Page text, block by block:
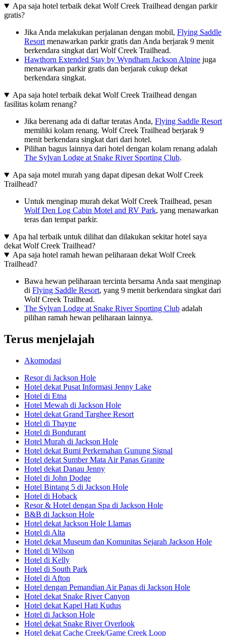
Apa saja hotel terbaik dekat Wolf Creek Trailhead dengan parkir
gratis?
Jika Anda melakukan perjalanan dengan mobil, Flying Saddle
Resort menawarkan parkir gratis dan Anda berjarak 9 menit
berkendara singkat dari Wolf Creek Trailhead.
Hawthorn Extended Stay by Wyndham Jackson Alpine juga
menawarkan parkir gratis dan berjarak cukup dekat
berkendara singkat.
Apa saja hotel terbaik dekat Wolf Creek Trailhead dengan
fasilitas kolam renang?
Jika berenang ada di daftar teratas Anda, Flying Saddle Resort
memiliki kolam renang. Wolf Creek Trailhead berjarak 9
menit berkendara singkat dari dari hotel.
Pilihan bagus lainnya dari hotel dengan kolam renang adalah
The Sylvan Lodge at Snake River Sporting Club.
Apa saja motel murah yang dapat dipesan dekat Wolf Creek
Trailhead?
Untuk menginap murah dekat Wolf Creek Trailhead, pesan
Wolf Den Log Cabin Motel and RV Park, yang menawarkan
teras dan tempat parkir.
Apa hal terbaik untuk dilihat dan dilakukan sekitar hotel saya
dekat Wolf Creek Trailhead?
Apa saja hotel ramah hewan peliharaan dekat Wolf Creek
Trailhead?
Bawa hewan peliharaan tercinta bersama Anda saat menginap
di Flying Saddle Resort, yang 9 menit berkendara singkat dari
Wolf Creek Trailhead.
The Sylvan Lodge at Snake River Sporting Club adalah
pilihan ramah hewan peliharaan lainnya.
Terus menjelajah
Akomodasi
Resor di Jackson Hole
Hotel dekat Pusat Informasi Jenny Lake
Hotel di Etna
Hotel Mewah di Jackson Hole
Hotel dekat Grand Targhee Resort
Hotel di Thayne
Hotel di Bondurant
Hotel Murah di Jackson Hole
Hotel dekat Bumi Perkemahan Gunung Signal
Hotel dekat Sumber Mata Air Panas Granite
Hotel dekat Danau Jenny
Hotel di John Dodge
Hotel Bintang 5 di Jackson Hole
Hotel di Hoback
Resor & Hotel dengan Spa di Jackson Hole
B&B di Jackson Hole
Hotel dekat Jackson Hole Llamas
Hotel di Alta
Hotel dekat Museum dan Komunitas Sejarah Jackson Hole
Hotel di Wilson
Hotel di Kelly
Hotel di South Park
Hotel di Afton
Hotel dengan Pemandian Air Panas di Jackson Hole
Hotel dekat Snake River Canyon
Hotel dekat Kapel Hati Kudus
Hotel di Jackson Hole
Hotel dekat Snake River Overlook
Hotel dekat Cache Creek/Game Creek Loop